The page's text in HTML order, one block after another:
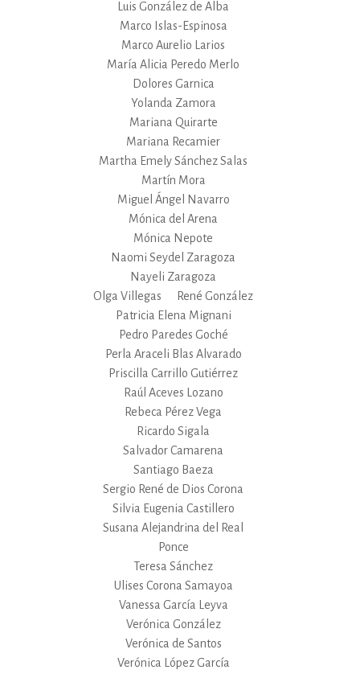
Luis González de Alba
Marco Islas-Espinosa
Marco Aurelio Larios
María Alicia Peredo Merlo
Dolores Garnica
Yolanda Zamora
Mariana Quirarte
Mariana Recamier
Martha Emely Sánchez Salas
Martín Mora
Miguel Ángel Navarro
Mónica del Arena
Mónica Nepote
Naomi Seydel Zaragoza
Nayeli Zaragoza
Olga Villegas
René González
Patricia Elena Mignani
Pedro Paredes Goché
Perla Araceli Blas Alvarado
Priscilla Carrillo Gutiérrez
Raúl Aceves Lozano
Rebeca Pérez Vega
Ricardo Sigala
Salvador Camarena
Santiago Baeza
Sergio René de Dios Corona
Silvia Eugenia Castillero
Susana Alejandrina del Real
Ponce
Teresa Sánchez
Ulises Corona Samayoa
Vanessa García Leyva
Verónica González
Verónica de Santos
Verónica López García